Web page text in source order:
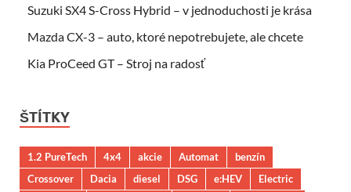
Suzuki SX4 S-Cross Hybrid – v jednoduchosti je krása
Mazda CX-3 – auto, ktoré nepotrebujete, ale chcete
Kia ProCeed GT – Stroj na radosť
ŠTÍTKY
1.2 PureTech 4x4 akcie Automat
benzín
Crossover
Dacia diesel DSG e:HEV
Electric